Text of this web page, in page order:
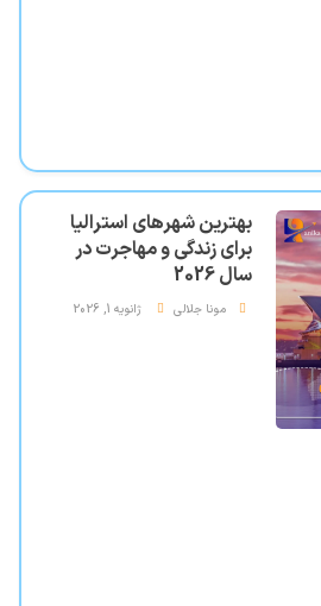
بهترین شهرهای استرالیا
برای زندگی و مهاجرت در
سال 2026
مونا جلالی ژانویه 1, 2026